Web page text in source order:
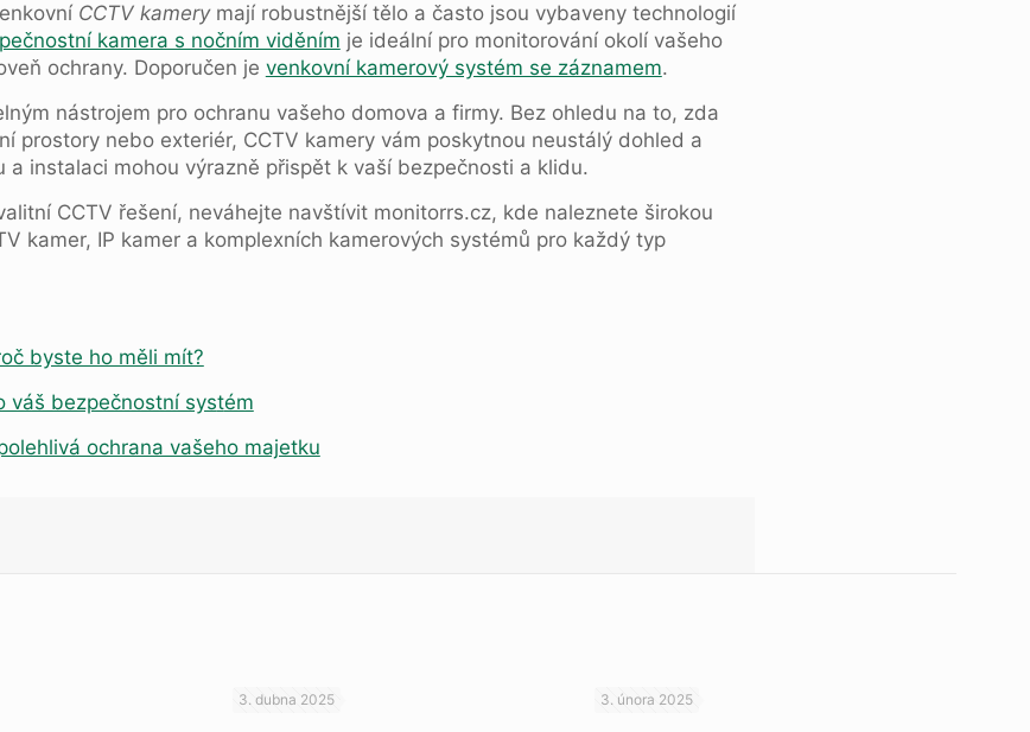
CCTV kamerymají robustnější tělo a často jsou vybaveny technologií
kamera s nočním viděním je ideální pro monitorování okolí vašeho
ochrany. Doporučen je venkovní kamerový systém se záznamem.
nástrojem pro ochranu vašeho domova a firmy. Bez ohledu na to, zda
prostory nebo exteriér, CCTV kamery vám poskytnou neustálý dohled a
a instalaci mohou výrazně přispět k vaší bezpečnosti a klidu.
CCTV řešení, neváhejte navštívit monitorrs.cz, kde naleznete širokou
kamer, IP kamer a komplexních kamerových systémů pro každý typ
byste ho měli mít?
váš bezpečnostní systém
ochrana vašeho majetku
3. dubna 2025 3. února 2025